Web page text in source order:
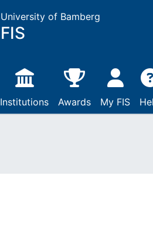
University of Bamberg
FIS
Institutions Awards My FIS